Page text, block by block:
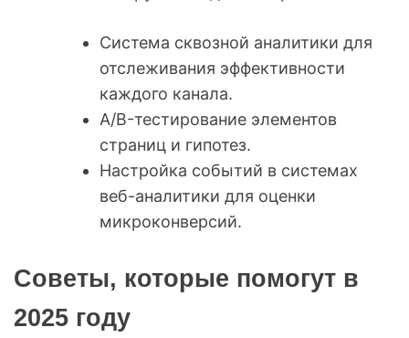
Система сквозной аналитики для
отслеживания эффективности
каждого канала.
A/B-тестирование элементов
страниц и гипотез.
Настройка событий в системах
веб-аналитики для оценки
микроконверсий.
Советы, которые помогут в
2025 году